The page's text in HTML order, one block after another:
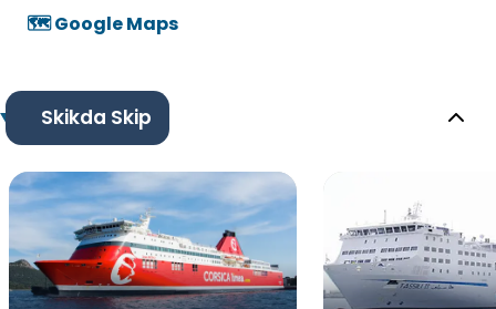
🗺️ Google Maps
Skikda Skip